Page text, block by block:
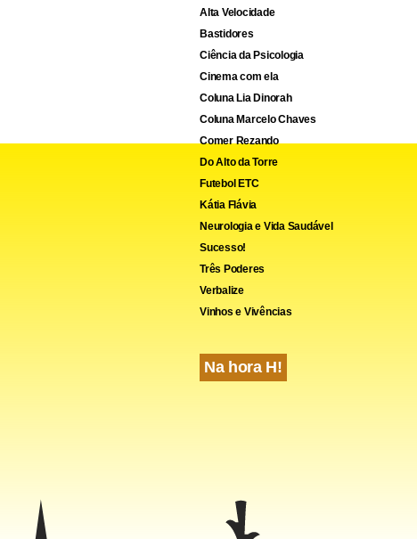
Alta Velocidade
Bastidores
Ciência da Psicologia
Cinema com ela
Coluna Lia Dinorah
Coluna Marcelo Chaves
Comer Rezando
Do Alto da Torre
Futebol ETC
Kátia Flávia
Neurologia e Vida Saudável
Sucesso!
Três Poderes
Verbalize
Vinhos e Vivências
Na hora H!